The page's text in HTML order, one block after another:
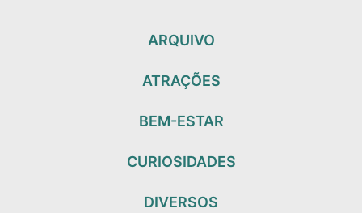
ARQUIVO
ATRAÇÕES
BEM-ESTAR
CURIOSIDADES
DIVERSOS